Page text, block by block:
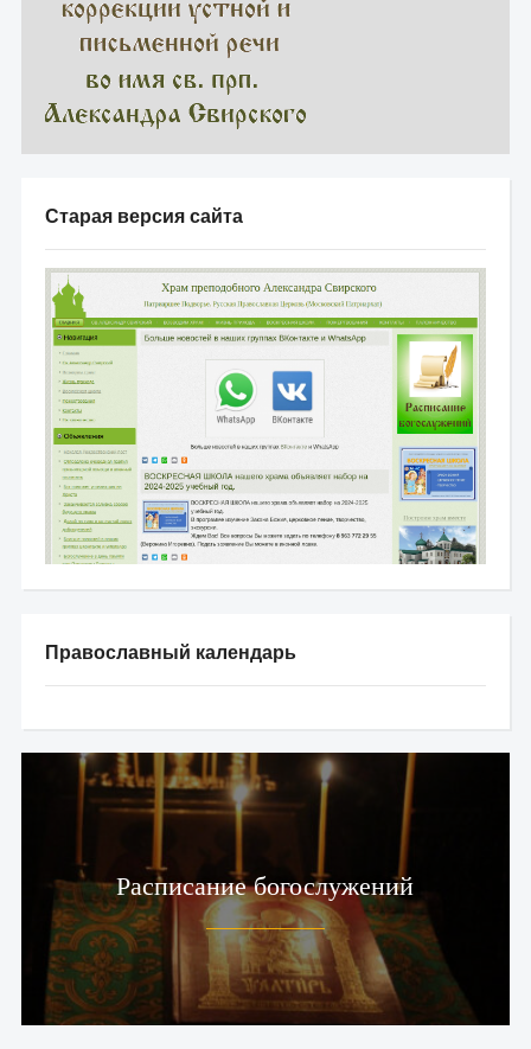
Старая версия сайта
Православный календарь
Расписание богослужений